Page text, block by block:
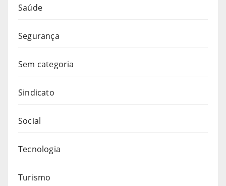
Saúde
Segurança
Sem categoria
Sindicato
Social
Tecnologia
Turismo